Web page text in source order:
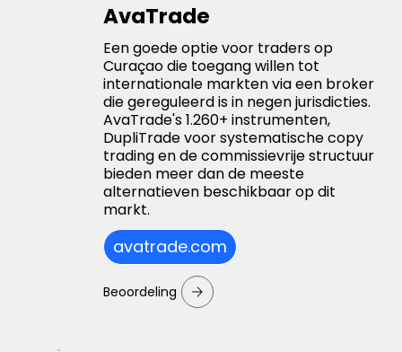
AvaTrade
Een goede optie voor traders op
Curaçao die toegang willen tot
internationale markten via een broker
die gereguleerd is in negen jurisdicties.
AvaTrade's 1.260+ instrumenten,
DupliTrade voor systematische copy
trading en de commissievrije structuur
bieden meer dan de meeste
alternatieven beschikbaar op dit
markt.
avatrade.com
Beoordeling